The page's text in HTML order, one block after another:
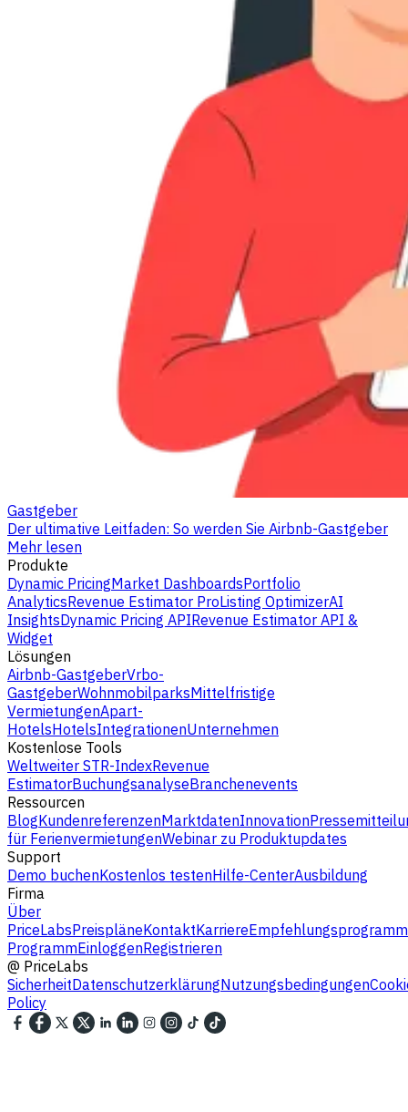
Gastgeber
Der ultimative Leitfaden: So werden Sie Airbnb-Gastgeber
Mehr lesen
Produkte
Dynamic PricingMarket DashboardsPortfolio
AnalyticsRevenue Estimator ProListing OptimizerAI
InsightsDynamic Pricing APIRevenue Estimator API &
Widget
Lösungen
Airbnb-GastgeberVrbo-
GastgeberWohnmobilparksMittelfristige
VermietungenApart-
HotelsHotelsIntegrationenUnternehmen
Kostenlose Tools
Weltweiter STR-IndexRevenue
EstimatorBuchungsanalyseBranchenevents
Ressourcen
BlogKundenreferenzenMarktdatenInnovation
für FerienvermietungenWebinar zu Produktupdates
Support
Demo buchenKostenlos testenHilfe-CenterAusbildung
Firma
Über
PriceLabsPreispläneKontaktKarriereEmpfehlungsprogramm
ProgrammEinloggenRegistrieren
@ PriceLabs
SicherheitDatenschutzerklärungNutzungsbedingungen
Policy